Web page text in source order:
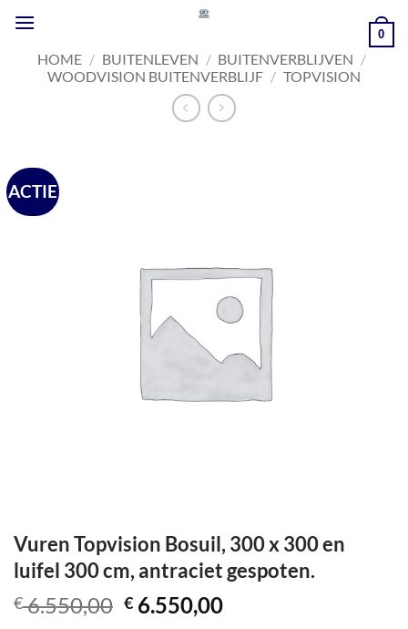
naar
inhoud
0
HOME / BUITENLEVEN / BUITENVERBLIJVEN /
WOODVISION BUITENVERBLIJF / TOPVISION
ACTIE
Vuren Topvision Bosuil, 300 x 300 en
luifel 300 cm, antraciet gespoten.
€6.550,00 Oorspronkelijke
€ 6.550,00Huidige